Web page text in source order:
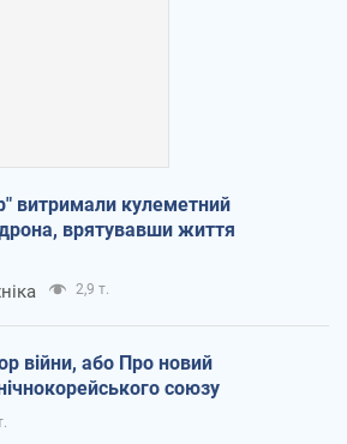
витримали кулеметний
дрона, врятувавши життя
2,9 т.
війни, або Про новий
союзу